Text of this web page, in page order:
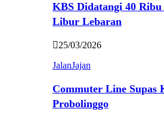
KBS Didatangi 40 Ribu
Libur Lebaran
25/03/2026
JalanJajan
Commuter Line Supas
Probolinggo